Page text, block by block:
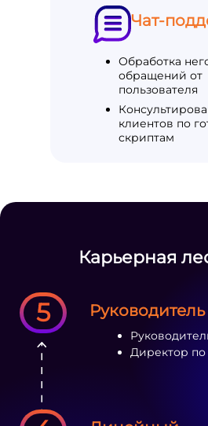
Чат-
Обработка
обращений от
пользователя
клиентов по
скриптам
Карьерная
5 Руководитель
Директор